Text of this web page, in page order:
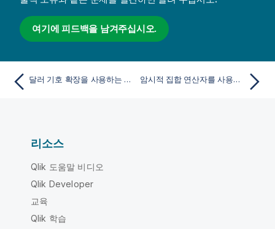
여기에 피드백을 남겨주십시오.
달러 기호 확장을 사용하는 집합 수정자 암시적 집합 연산자를 사용하는 집합 수정자
리소스
Qlik 도움말 비디오
Qlik Developer
교육
Qlik 학습